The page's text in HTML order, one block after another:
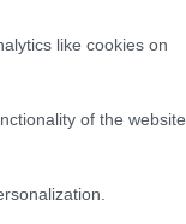
like cookies on
of the website
stage e
pur nel